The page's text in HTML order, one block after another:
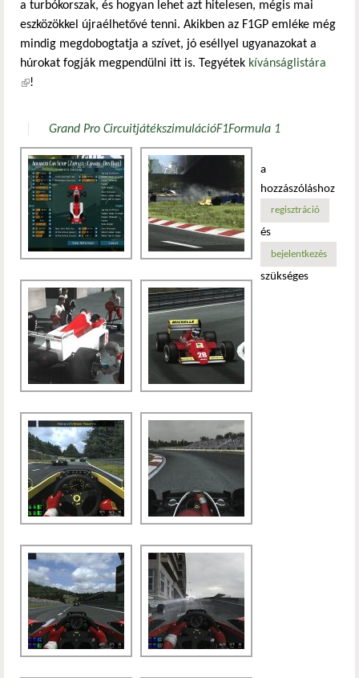
a turbókorszak, és hogyan lehet azt hitelesen, mégis mai
eszközökkel újraélhetővé tenni. Akikben az F1GP emléke még
mindig megdobogtatja a szívet, jó eséllyel ugyanazokat a
húrokat fogják megpendülni itt is. Tegyétek kívánságlistára
(külső hivatkozás)
!
Grand Pro CircuitjátékszimulációF1Formula 1
a
hozzászóláshoz
regisztráció
és
bejelentkezés
szükséges